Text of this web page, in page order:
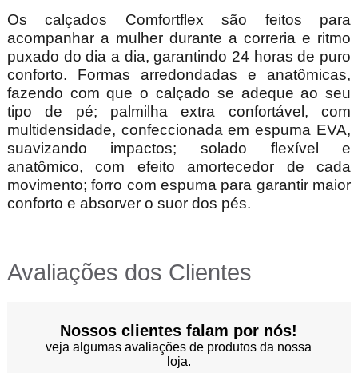
Os calçados Comfortflex são feitos para
acompanhar a mulher durante a correria e ritmo
puxado do dia a dia, garantindo 24 horas de puro
conforto. Formas arredondadas e anatômicas,
fazendo com que o calçado se adeque ao seu
tipo de pé; palmilha extra confortável, com
multidensidade, confeccionada em espuma EVA,
suavizando impactos; solado flexível e
anatômico, com efeito amortecedor de cada
movimento; forro com espuma para garantir maior
conforto e absorver o suor dos pés.
Avaliações dos Clientes
Nossos clientes falam por nós!
veja algumas avaliações de produtos da nossa
loja.